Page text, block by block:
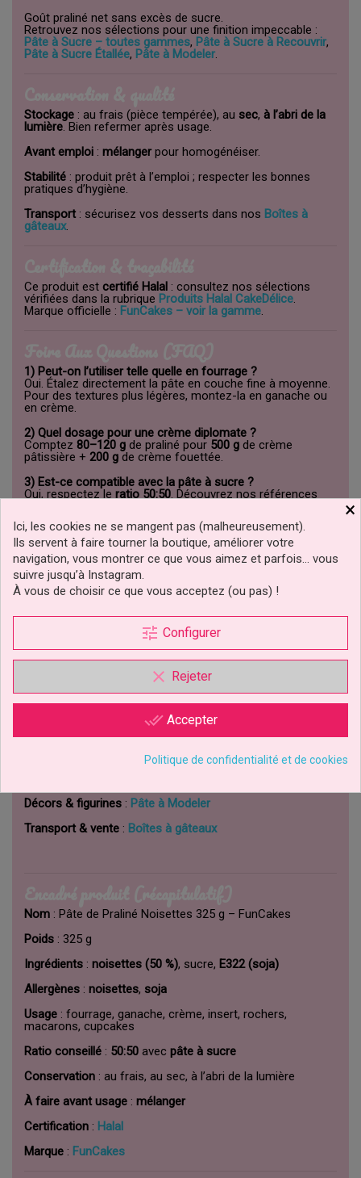
Goût praliné net sans excès de sucre.
Retrouvez nos sélections pour une finition impeccable :
Pâte à Sucre – toutes gammes, Pâte à Sucre à Recouvrir,
Pâte à Sucre Étallée, Pâte à Modeler
Stockage : au frais (pièce tempérée), au sec, à l’abri de la
lumière . Bien refermer après usage.
Avant emploi : mélangerpour homogénéiser.
Stabilité : produit prêt à l’emploi ; respecter les bonnes
pratiques d’hygiène.
Transport: sécurisez vos desserts dans nos Boîtes à
gâteaux.
Ce produit est certifié Halal : consultez nos sélections
vérifiées dans la rubrique Produits Halal CakeDélice
Marque officielle : FunCakes – voir la gamme
1) Peut-on l’utiliser telle quelle en fourrage ?
Oui. Étalez directement la pâte en couche fine à moyenne.
Pour des textures plus légères, montez-la en ganache ou
en crème.
2) Quel dosage pour une crème diplomate ?
Comptez 80–120 g de praliné pour 500 g de crème
pâtissière + 200 g de crème fouettée.
3) Est-ce compatible avec la pâte à sucre ?
Oui, respectez le ratio 50:50 . Découvrez nos références
4) Allergènes ?
Noisettesetsoja (E322) . Voir la liste d’ingrédients en gras.
5) Conservation après ouverture ?
Au frais (tempéré), au sec, à l’abri de la lumière. Bien
refermer etmélanger avant usage.
Produits CakeDélice (liens utiles)
Catégorie Halal:Produits certifiés Halal
FunCakes – toute la gamme
Bases & finitions:Ingrédients & Nappages
Pâte à sucre (toutes gammes):Pâte à Sucre
Pâte à Sucre à Recouvrir
Décors & figurines : Pâte à Modeler
Transport & vente : Boîtes à gâteaux
Nom : Pâte de Praliné Noisettes 325 g – FunCakes
Poids : 325 g
Ingrédients : noisettes (50 %), sucre, E322 (soja)
Allergènes : noisettes, soja
Usage : fourrage, ganache, crème, insert, rochers,
macarons, cupcakes
Ratio conseillé : 50:50 avec pâte à sucre
Conservation : au frais, au sec, à l’abri de la lumière
À faire avant usage : mélanger
Certification : Halal
Marque : FunCakes
×
Ici, les cookies ne se mangent pas (malheureusement).
Ils servent à faire tourner la boutique, améliorer votre
navigation, vous montrer ce que vous aimez et parfois… vous
suivre jusqu’à Instagram.
À vous de choisir ce que vous acceptez (ou pas) !
tune Configurer
clear Rejeter
done_all Accepter
Politique de confidentialité et de cookies